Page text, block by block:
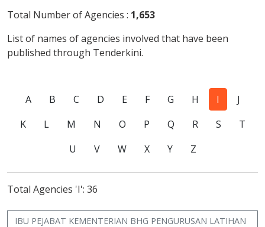
Total Number of Agencies : 1,653
List of names of agencies involved that have been
published through Tenderkini.
A B C D E F G H I
J
K
L M N O P Q R S
T
U
V W X Y Z
Total Agencies 'I': 36
IBU PEJABAT KEMENTERIAN BHG PENGURUSAN LATIHAN